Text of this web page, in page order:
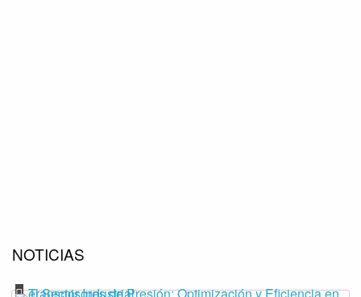
NOTICIAS